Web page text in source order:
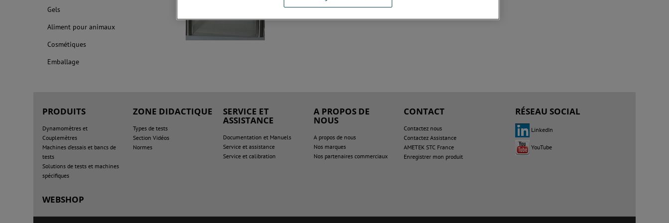
Gels
Aliment pour animaux
Cosmétiques
Emballage
spécialisés dans le domaine laitier.
PRODUITS
Dynamomètres et
Couplemètres
Machines d’essais et bancs de
tests
Solutions de tests et machines
spécifiques
ZONE DIDACTIQUE
Types de tests
Section Vidéos
Normes
SERVICE ET
ASSISTANCE
Documentation et Manuels
Service et assistance
Service et calibration
A PROPOS DE
NOUS
A propos de nous
Nos marques
Nos partenaires commerciaux
CONTACT
Contactez nous
Contactez Assistance
AMETEK STC France
Enregistrer mon produit
WEBSHOP
RÉSEAU SOCIAL
LinkedIn
YouTube